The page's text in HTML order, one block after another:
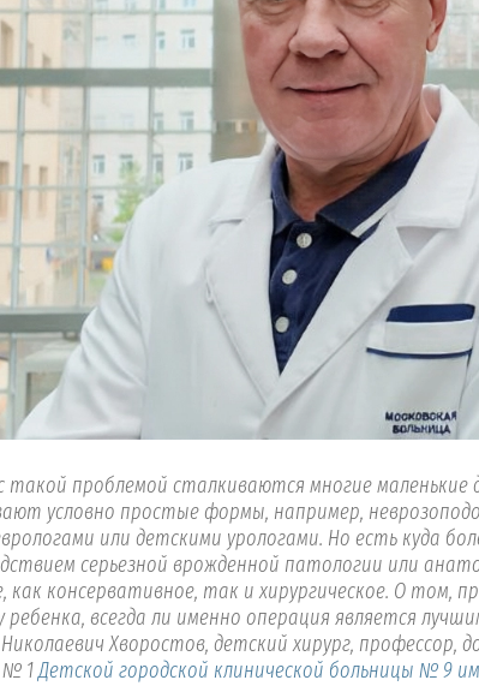
такой проблемой сталкиваются многие
условно простые формы, например,
или детскими урологами. Но есть куда
серьезной врожденной патологии или
как консервативное, так и хирургическое. О том,
ребенка, всегда ли именно операция является
Николаевич Хворостов, детский хирург, профессор,
№ 1Детской городской клинической больницы № 9